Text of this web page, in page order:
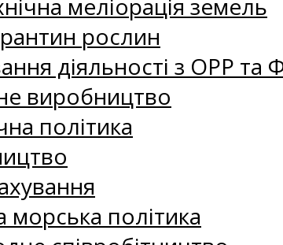
меліорація земель
рослин
діяльності з ОРР та
виробництво
політика
морська політика